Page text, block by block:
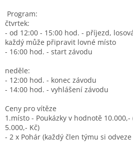
Program:
čtvrtek:
- od 12:00 - 15:00 hod. - příjezd,
každý může připravit lovné místo
- 16:00 hod. - start závodu
neděle:
- 12:00 hod. - konec závodu
- 14:00 hod. - vyhlášení závodu
Ceny pro vítěze
1.místo - Poukázky v hodnotě
5.000,- Kč)
- 2 x Pohár (každý člen týmu si